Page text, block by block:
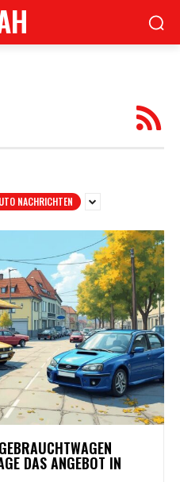
NACHRICHTEN
DAS ANGEBOT IN